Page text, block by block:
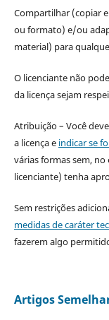
Compartilhar (copiar
ou formato) e/ou
material) para
O licenciante não
da licença sejam
Atribuição – Você
a licença e indicar se
várias formas sem,
licenciante) tenha
Sem restrições
medidas de caráter
fazerem algo
Artigos